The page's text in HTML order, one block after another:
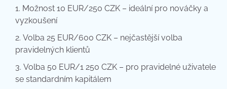
Možnost 10 EUR/250 CZK – ideální pro nováčky a
vyzkoušení
Volba 25 EUR/600 CZK – nejčastější volba
pravidelných klientů
Volba 50 EUR/1 250 CZK – pro pravidelné uživatele
se standardním kapitálem